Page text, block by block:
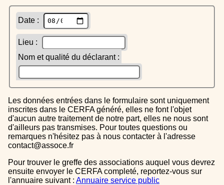
Date :
Lieu :
Nom et qualité du déclarant :
Les données entrées dans le formulaire sont uniquement
inscrites dans le CERFA généré, elles ne font l'objet
d'aucun autre traitement de notre part, elles ne nous sont
d'ailleurs pas transmises. Pour toutes questions ou
remarques n'hésitez pas à nous contacter à l'adresse
contact@assoce.fr
Pour trouver le greffe des associations auquel vous devrez
ensuite envoyer le CERFA completé, reportez-vous sur
l'annuaire suivant : Annuaire service public